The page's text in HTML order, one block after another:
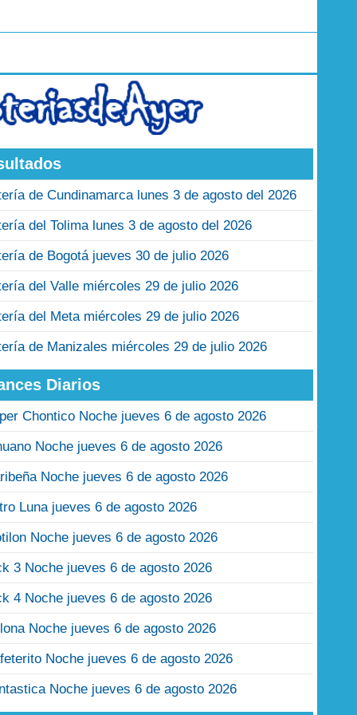
de Cundinamarca lunes 3 de agosto del 2026
del Tolima lunes 3 de agosto del 2026
de Bogotá jueves 30 de julio 2026
del Valle miércoles 29 de julio 2026
del Meta miércoles 29 de julio 2026
de Manizales miércoles 29 de julio 2026
Diarios
Chontico Noche jueves 6 de agosto 2026
Noche jueves 6 de agosto 2026
Noche jueves 6 de agosto 2026
Luna jueves 6 de agosto 2026
Noche jueves 6 de agosto 2026
3 Noche jueves 6 de agosto 2026
4 Noche jueves 6 de agosto 2026
Noche jueves 6 de agosto 2026
Noche jueves 6 de agosto 2026
Noche jueves 6 de agosto 2026